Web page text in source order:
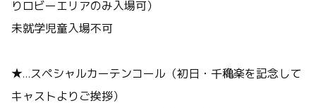
りロビーエリアのみ入場可）
未就学児童入場不可
★…スペシャルカーテンコール（初日・千穐楽を記念して
キャストよりご挨拶）